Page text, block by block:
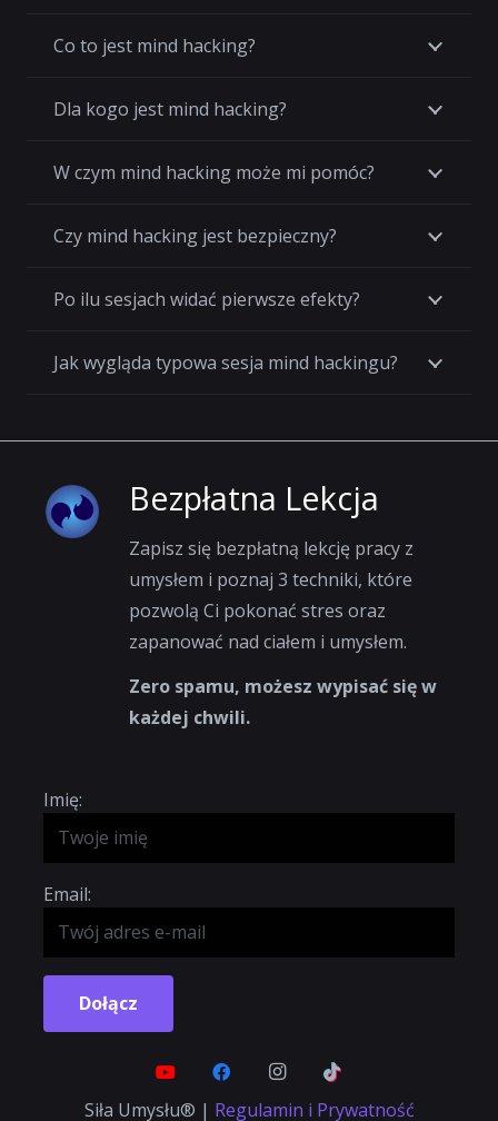
Co to jest mind hacking?
Dla kogo jest mind hacking?
W czym mind hacking może mi pomóc?
Czy mind hacking jest bezpieczny?
Po ilu sesjach widać pierwsze efekty?
Jak wygląda typowa sesja mind hackingu?
Bezpłatna Lekcja
Zapisz się bezpłatną lekcję pracy z
umysłem i poznaj 3 techniki, które
pozwolą Ci pokonać stres oraz
zapanować nad ciałem i umysłem.
Zero spamu, możesz wypisać się w
każdej chwili.
Imię:
Email:
Dołącz
Siła Umysłu® | Regulamin i Prywatność